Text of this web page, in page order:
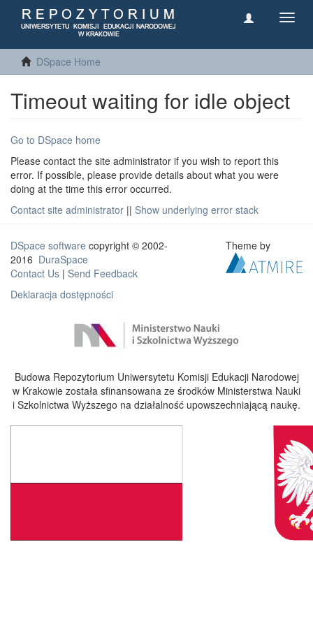
DSpace Home
Timeout waiting for idle object
Go to DSpace home
Please contact the site administrator if you wish to report this
error. If possible, please provide details about what you were
doing at the time this error occurred.
Contact site administrator || Show underlying error stack
DSpace software copyright © 2002-
2016 DuraSpace
Contact Us | Send Feedback
Deklaracja dostępności
Theme by
Budowa Repozytorium Uniwersytetu Komisji Edukacji Narodowej
w Krakowie została sfinansowana ze środków Ministerstwa Nauki
i Szkolnictwa Wyższego na działalność upowszechniającą naukę.